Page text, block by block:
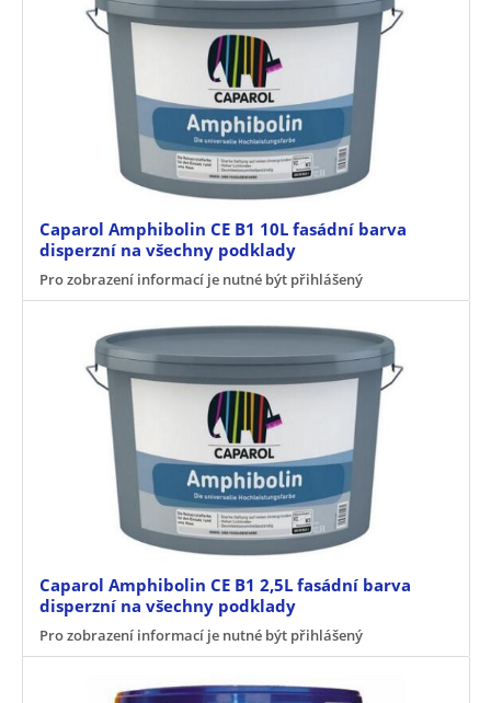
Caparol Amphibolin CE B1 10L fasádní barva
disperzní na všechny podklady
Pro zobrazení informací je nutné být přihlášený
Caparol Amphibolin CE B1 2,5L fasádní barva
disperzní na všechny podklady
Pro zobrazení informací je nutné být přihlášený